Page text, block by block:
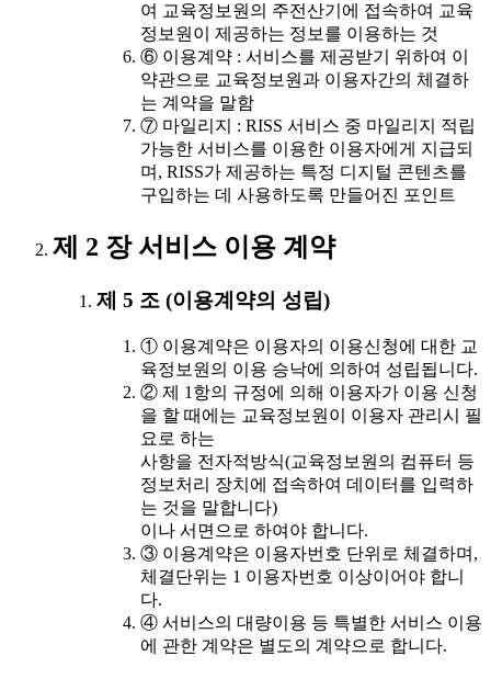
여 교육정보원의 주전산기에 접속하여 교육
정보원이 제공하는 정보를 이용하는 것
⑥ 이용계약 : 서비스를 제공받기 위하여 이
약관으로 교육정보원과 이용자간의 체결하
는 계약을 말함
⑦ 마일리지 : RISS 서비스 중 마일리지 적립
가능한 서비스를 이용한 이용자에게 지급되
며, RISS가 제공하는 특정 디지털 콘텐츠를
구입하는 데 사용하도록 만들어진 포인트
제 2 장 서비스 이용 계약
제 5 조 (이용계약의 성립)
① 이용계약은 이용자의 이용신청에 대한 교
육정보원의 이용 승낙에 의하여 성립됩니다.
② 제 1항의 규정에 의해 이용자가 이용 신청
을 할 때에는 교육정보원이 이용자 관리시 필
요로 하는
사항을 전자적방식(교육정보원의 컴퓨터 등
정보처리 장치에 접속하여 데이터를 입력하
는 것을 말합니다)
이나 서면으로 하여야 합니다.
③ 이용계약은 이용자번호 단위로 체결하며,
체결단위는 1 이용자번호 이상이어야 합니
다.
④ 서비스의 대량이용 등 특별한 서비스 이용
에 관한 계약은 별도의 계약으로 합니다.